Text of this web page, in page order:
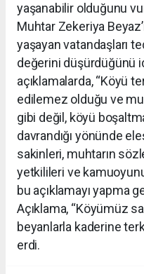
yaşanabilir olduğunu
Muhtar Zekeriya
yaşayan vatandaşları
değerini düşürdüğünü
açıklamalarda, “Köyü
edilemez olduğu ve
gibi değil, köyü
davrandığı yönünde
sakinleri, muhtarın
yetkilileri ve
bu açıklamayı yapma
Açıklama, “Köyümüz
beyanlarla kaderine
erdi.